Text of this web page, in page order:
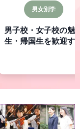
魅力 ～海外
する14校